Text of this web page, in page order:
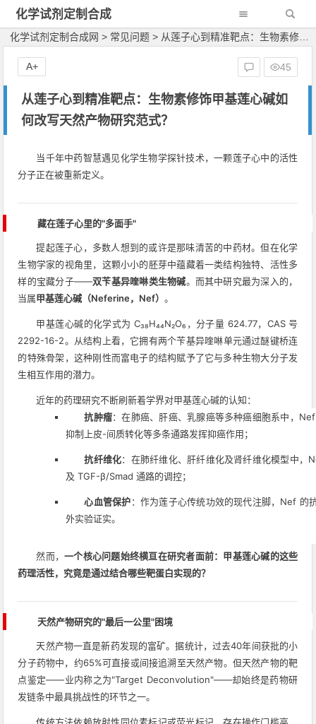
化学试剂定制合成
网
化学试剂定制合成网 > 常见问题 > 从莲子心到精准靶点：生物素修饰甲基莲心碱如何改写天然产物研究范式？
从莲子心到精准靶点：生物素修饰甲基莲心碱如
何改写天然产物研究范式？
45
A+
当千年中药智慧遇见化学生物学探针技术，一颗莲子心中的活性
分子正在被重新定义。
藏在莲子心里的"多面手"
提起莲子心，多数人想到的或许是那味清苦的中药材。但在化学
生物学家的视角里，这颗小小的胚芽中蕴藏着一类结构独特、活性多
样的宝藏分子——双苄基异喹啉类生物碱。而其中研究最为深入的，
当属甲基莲心碱（Neferine，Nef）。
甲基莲心碱的化学式为 C₃₈H₄₄N₂O₆，分子量 624.77，CAS 号
2292-16-2。从结构上看，它拥有两个苄基异喹啉单元通过醚键桥连
的特殊骨架，这种刚性而富电子的结构赋予了它与多种生物大分子发
生相互作用的潜力。
近年的药理研究不断刷新着学界对甲基莲心碱的认知：
抗肿瘤：在肺癌、肝癌、乳腺癌等多种癌细胞系中，
抑制上皮-间质转化等多条通路发挥抑癌作用；
抗纤维化：在肺纤维化、肝纤维化及肾纤维化模型中，
及 TGF-β/Smad 通路的调控；
心血管保护：作为莲子心传统功效的现代注脚，Nef 的
外实验证实。
然而，一个核心问题始终横亘在研究者面前：甲基莲心碱的这些
药理活性，究竟是通过结合哪些靶蛋白实现的？
天然产物研究的"最后一公里"困境
天然产物一直是新药发现的富矿。据统计，过去40年间获批的小
分子药物中，约65%可直接或间接追溯至天然产物。但天然产物的靶
点鉴定——业内称之为"Target Deconvolution"——却始终是药物研
发链条中最具挑战性的环节之一。